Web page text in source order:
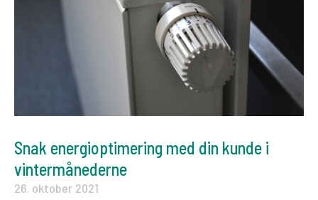
Snak energioptimering med din kunde i
vintermånederne
26. oktober 2021